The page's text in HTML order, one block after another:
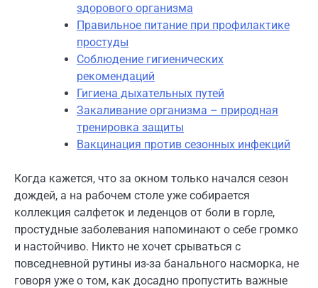
здорового организма
Правильное питание при профилактике
простуды
Соблюдение гигиенических
рекомендаций
Гигиена дыхательных путей
Закаливание организма – природная
тренировка защиты
Вакцинация против сезонных инфекций
Когда кажется, что за окном только начался сезон
дождей, а на рабочем столе уже собирается
коллекция салфеток и леденцов от боли в горле,
простудные заболевания напоминают о себе громко
и настойчиво. Никто не хочет срываться с
повседневной рутины из-за банального насморка, не
говоря уже о том, как досадно пропустить важные